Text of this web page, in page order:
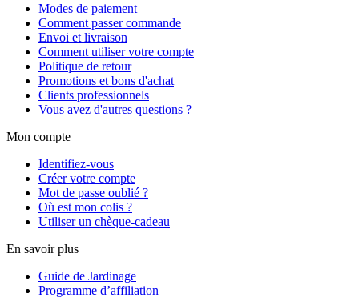
Modes de paiement
Comment passer commande
Envoi et livraison
Comment utiliser votre compte
Politique de retour
Promotions et bons d'achat
Clients professionnels
Vous avez d'autres questions ?
Mon compte
Identifiez-vous
Créer votre compte
Mot de passe oublié ?
Où est mon colis ?
Utiliser un chèque-cadeau
En savoir plus
Guide de Jardinage
Programme d’affiliation